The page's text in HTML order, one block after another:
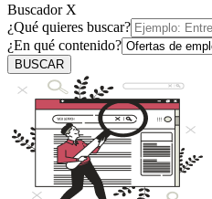
Buscador X
¿Qué quieres buscar?
¿En qué contenido?
BUSCAR